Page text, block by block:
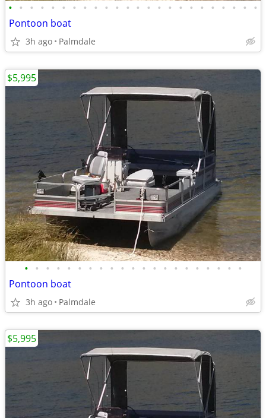
• • • • • • • • • • • • • • • • • • • • • • • •
Pontoon boat
3h ago Palmdale
• • • • • • • • • • • • • • • • • • • • •
Pontoon boat
3h ago Palmdale
$5,995
$5,995